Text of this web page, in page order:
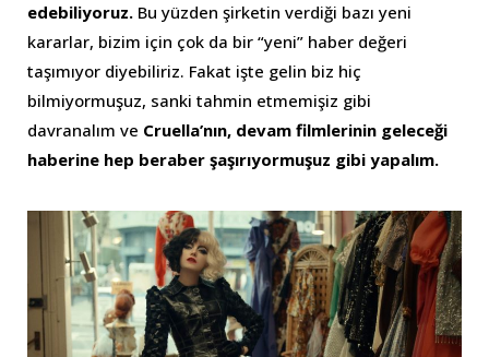
edebiliyoruz. Bu yüzden şirketin verdiği bazı yeni
kararlar, bizim için çok da bir “yeni” haber değeri
taşımıyor diyebiliriz. Fakat işte gelin biz hiç
bilmiyormuşuz, sanki tahmin etmemişiz gibi
davranalım ve Cruella’nın, devam filmlerinin geleceği
haberine hep beraber şaşırıyormuşuz gibi yapalım.